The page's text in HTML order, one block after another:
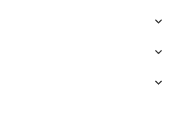


